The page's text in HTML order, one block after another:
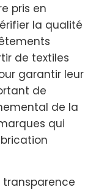
pris en
la qualité
de textiles
garantir leur
de
de la
qui